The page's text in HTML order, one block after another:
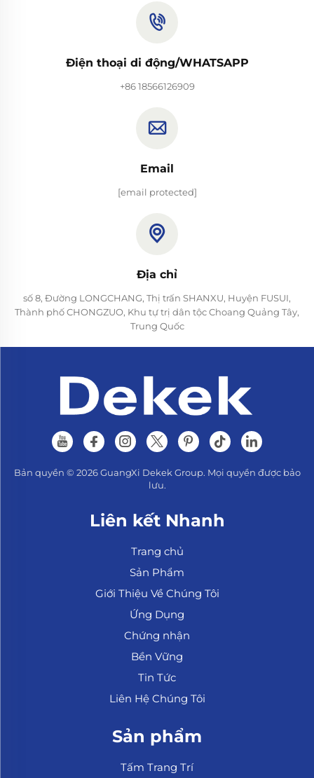
Điện thoại di động/WHATSAPP
+86 18566126909
Email
[email protected]
Địa chỉ
số 8, Đường LONGCHANG, Thị trấn SHANXU, Huyện FUSUI,
Thành phố CHONGZUO, Khu tự trị dân tộc Choang Quảng Tây,
Trung Quốc
Bản quyền © 2026 GuangXi Dekek Group. Mọi quyền được bảo
lưu.
Liên kết Nhanh
Trang chủ
Sản Phẩm
Giới Thiệu Về Chúng Tôi
Ứng Dụng
Chứng nhận
Bền Vững
Tin Tức
Liên Hệ Chúng Tôi
Sản phẩm
Tấm Trang Trí